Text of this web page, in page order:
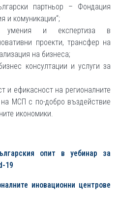
партньор – Фондация
и комуникации“;
умения и експертиза в
проекти, трансфер на
на бизнеса;
консултации и услуги за
и ефикасност на регионалните
на МСП с по-добро въздействие
икономики.
опит в уебинар за
19
иновационни центрове